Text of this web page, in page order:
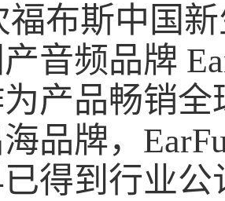
福布斯中国
音频品牌
产品畅销全
品牌，
得到行业公